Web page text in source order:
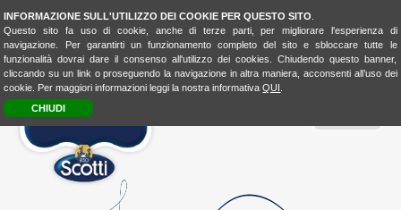
INFORMAZIONE SULL'UTILIZZO DEI COOKIE PER QUESTO SITO
Questo sito fa uso di cookie, anche di terze parti, per migliorare l'esperienza di
navigazione. Per garantirti un funzionamento completo del sito e sbloccare tutte le
funzionalità dovrai dare il consenso all'utilizzo dei cookies. Chiudendo questo banner,
cliccando su un link o proseguendo la navigazione in altra maniera, acconsenti all’uso dei
cookie. Per maggiori informazioni leggi la nostra informativaQUI
CHIUDI
4FASHION